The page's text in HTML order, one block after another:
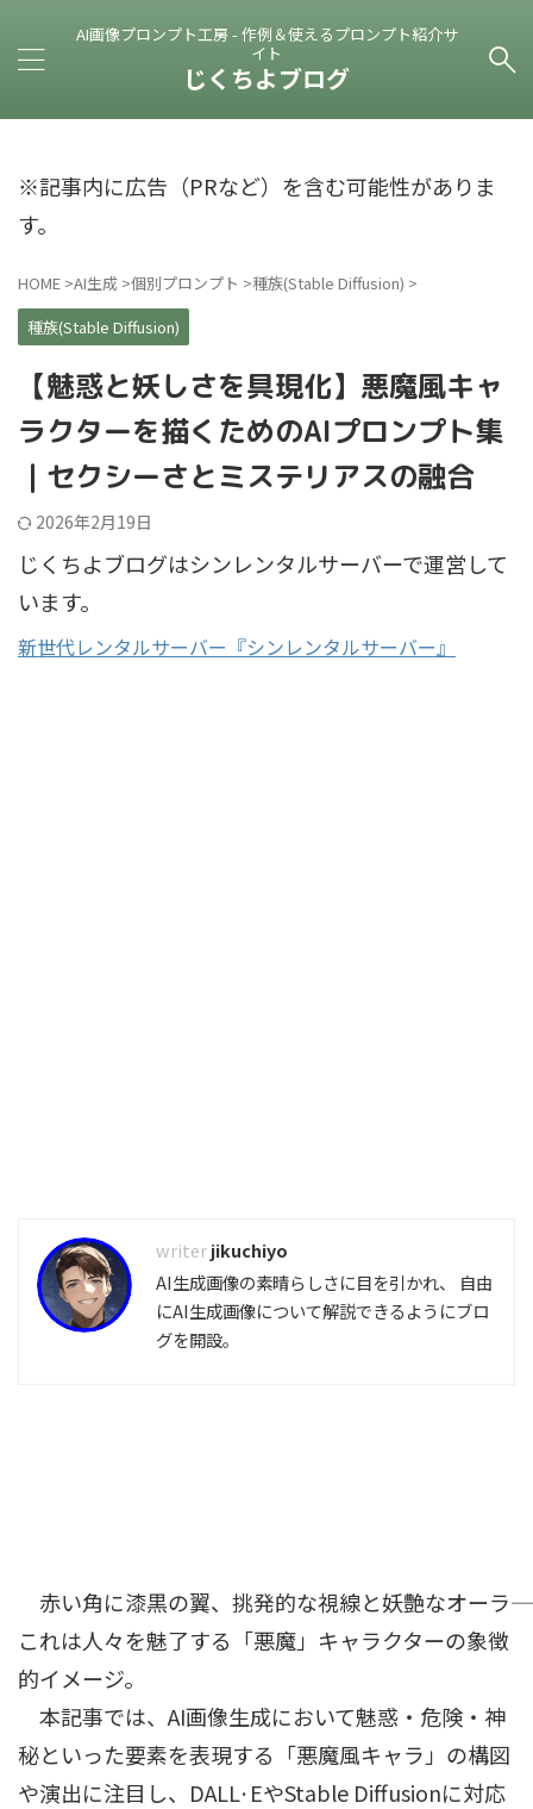
AI画像プロンプト工房 - 作例＆使えるプロンプト紹介サ
イト
じくちよブログ
※記事内に広告（PRなど）を含む可能性がありま
す。
HOME >AI生成 >個別プロンプト >種族(Stable Diffusion) >
種族(Stable Diffusion)
【魅惑と妖しさを具現化】悪魔風キャ
ラクターを描くためのAIプロンプト集
｜セクシーさとミステリアスの融合
2026年2月19日
じくちよブログはシンレンタルサーバーで運営して
います。
新世代レンタルサーバー『シンレンタルサーバー』
jikuchiyo
AI生成画像の素晴らしさに目を引かれ、 自由
にAI生成画像について解説できるようにブロ
グを開設。
赤い角に漆黒の翼、挑発的な視線と妖艶なオーラ――
これは人々を魅了する「悪魔」キャラクターの象徴
的イメージ。
本記事では、AI画像生成において魅惑・危険・神
秘といった要素を表現する「悪魔風キャラ」の構図
や演出に注目し、DALL·EやStable Diffusionに対応